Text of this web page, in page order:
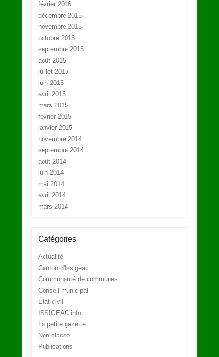
février 2016
décembre 2015
novembre 2015
octobre 2015
septembre 2015
août 2015
juillet 2015
juin 2015
avril 2015
mars 2015
février 2015
janvier 2015
novembre 2014
septembre 2014
août 2014
juin 2014
mai 2014
avril 2014
mars 2014
Catégories
Actualité
Canton d'Issigeac
Communauté de communes
Conseil municipal
État civil
ISSIGEAC.info
La petite gazette
Non classé
Publications